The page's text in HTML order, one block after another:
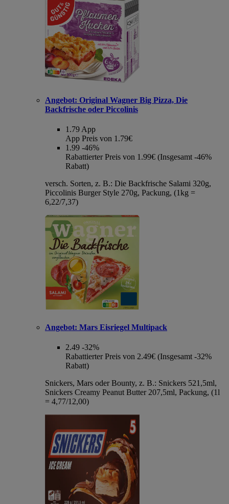
Angebot: Original Wagner Big Pizza, Die
Backfrische oder Piccolinis
1.79App
App Preis von 1.79€
1.99 -46%
Rabattierter Preis von 1.99€ (Insgesamt -46%
Rabatt)
versch. Sorten, z. B.: Die Backfrische Salami 320g,
Piccolinis Burger Style 270g, Packung, (1kg =
6,22/7,37)
Angebot: Mars Eisriegel Multipack
2.49 -32%
Rabattierter Preis von 2.49€ (Insgesamt -32%
Rabatt)
Snickers, Mars oder Bounty, z. B.: Snickers 521,5ml,
Snickers Creamy Peanut Butter 207,5ml, Packung, (1l
= 4,77/12,00)